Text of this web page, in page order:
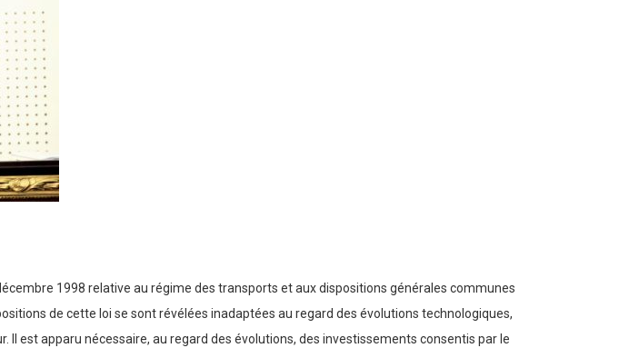
1998 relative au régime des transports et aux dispositions générales communes
de cette loi se sont révélées inadaptées au regard des évolutions technologiques,
est apparu nécessaire, au regard des évolutions, des investissements consentis par le